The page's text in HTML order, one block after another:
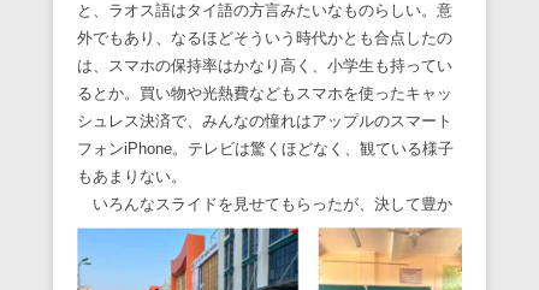
と、ラオス語はタイ語の方言みたいなものらしい。意
外でもあり、なるほどそういう時代かとも合点したの
は、スマホの保持率はかなり高く、小学生も持ってい
るとか。買い物や光熱費などもスマホを使ったキャッ
シュレス決済で、みんなの憧れはアップルのスマート
フォンiPhone。テレビは驚くほどなく、観ている様子
もあまりない。
いろんなスライドを見せてもらったが、決して豊か